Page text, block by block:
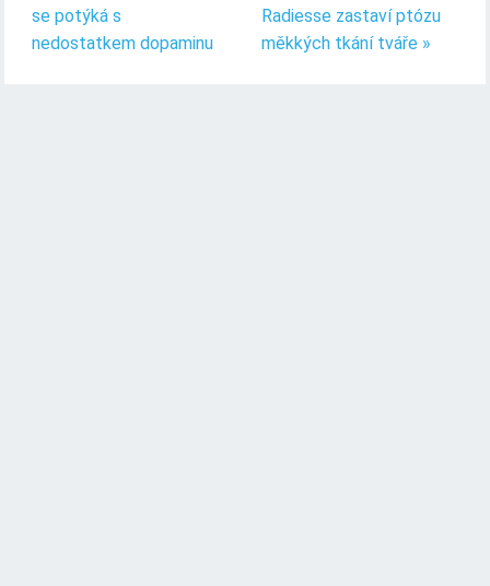
se potýká s
nedostatkem dopaminu
Radiesse zastaví ptózu
měkkých tkání tváře »